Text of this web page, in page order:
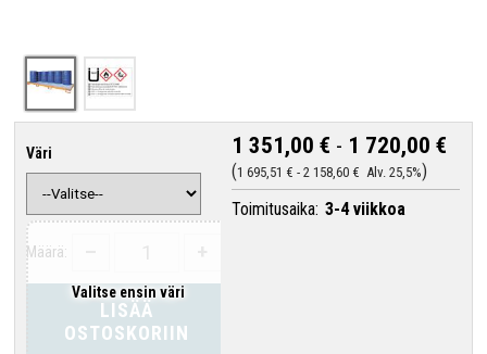
Väri
Valitse ensin väri
Määrä:
LISÄÄ
OSTOSKORIIN
1 351,00 € - 1 720,00 €
1 695,51 € -2 158,60 € Alv. 25,5%
Toimitusaika: 3-4 viikkoa